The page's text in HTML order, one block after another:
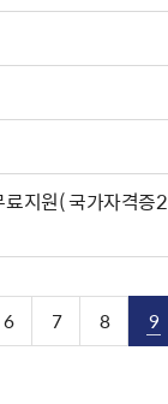
지원( 국가자격증2
6 7 8 9